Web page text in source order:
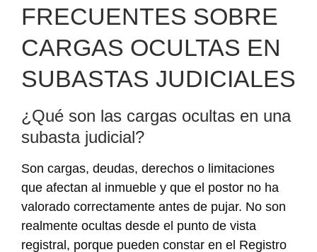
FRECUENTES SOBRE
CARGAS OCULTAS EN
SUBASTAS JUDICIALES
¿Qué son las cargas ocultas en una
subasta judicial?
Son cargas, deudas, derechos o limitaciones
que afectan al inmueble y que el postor no ha
valorado correctamente antes de pujar. No son
realmente ocultas desde el punto de vista
registral, porque pueden constar en el Registro